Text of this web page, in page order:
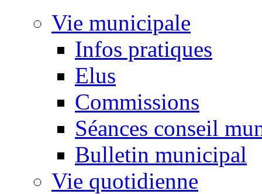
Vie municipale
Infos pratiques
Elus
Commissions
Séances conseil
Bulletin municipal
Vie quotidienne